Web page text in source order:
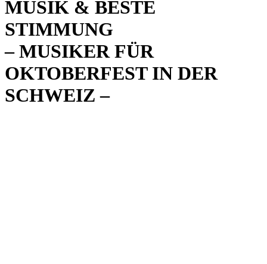
MUSIK & BESTE
STIMMUNG
– MUSIKER FÜR
OKTOBERFEST IN DER
SCHWEIZ –